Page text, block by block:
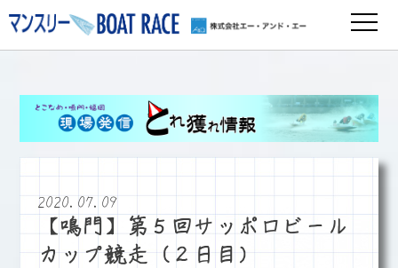
2020.07.09
【鳴門】第５回サッポロビール
カップ競走（２日目）